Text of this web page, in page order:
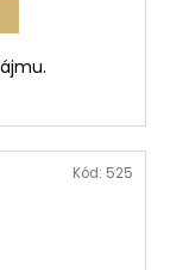
Kód: 525